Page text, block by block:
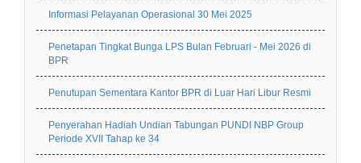
Informasi Pelayanan Operasional 30 Mei 2025
Penetapan Tingkat Bunga LPS Bulan Februari - Mei 2026 di
BPR
Penutupan Sementara Kantor BPR di Luar Hari Libur Resmi
Penyerahan Hadiah Undian Tabungan PUNDI NBP Group
Periode XVII Tahap ke 34